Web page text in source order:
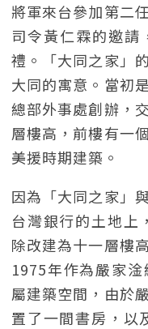
將軍來台參加第二
司令黃仁霖的邀
禮。「大同之家」
大同的寓意。當初
總部外事處創辦，
層樓高，前樓有一
美援時期建築。
因為「大同之家」
台灣銀行的土地上
除改建為十一層樓
1975年作為嚴家
屬建築空間，由於
置了一間書房，以